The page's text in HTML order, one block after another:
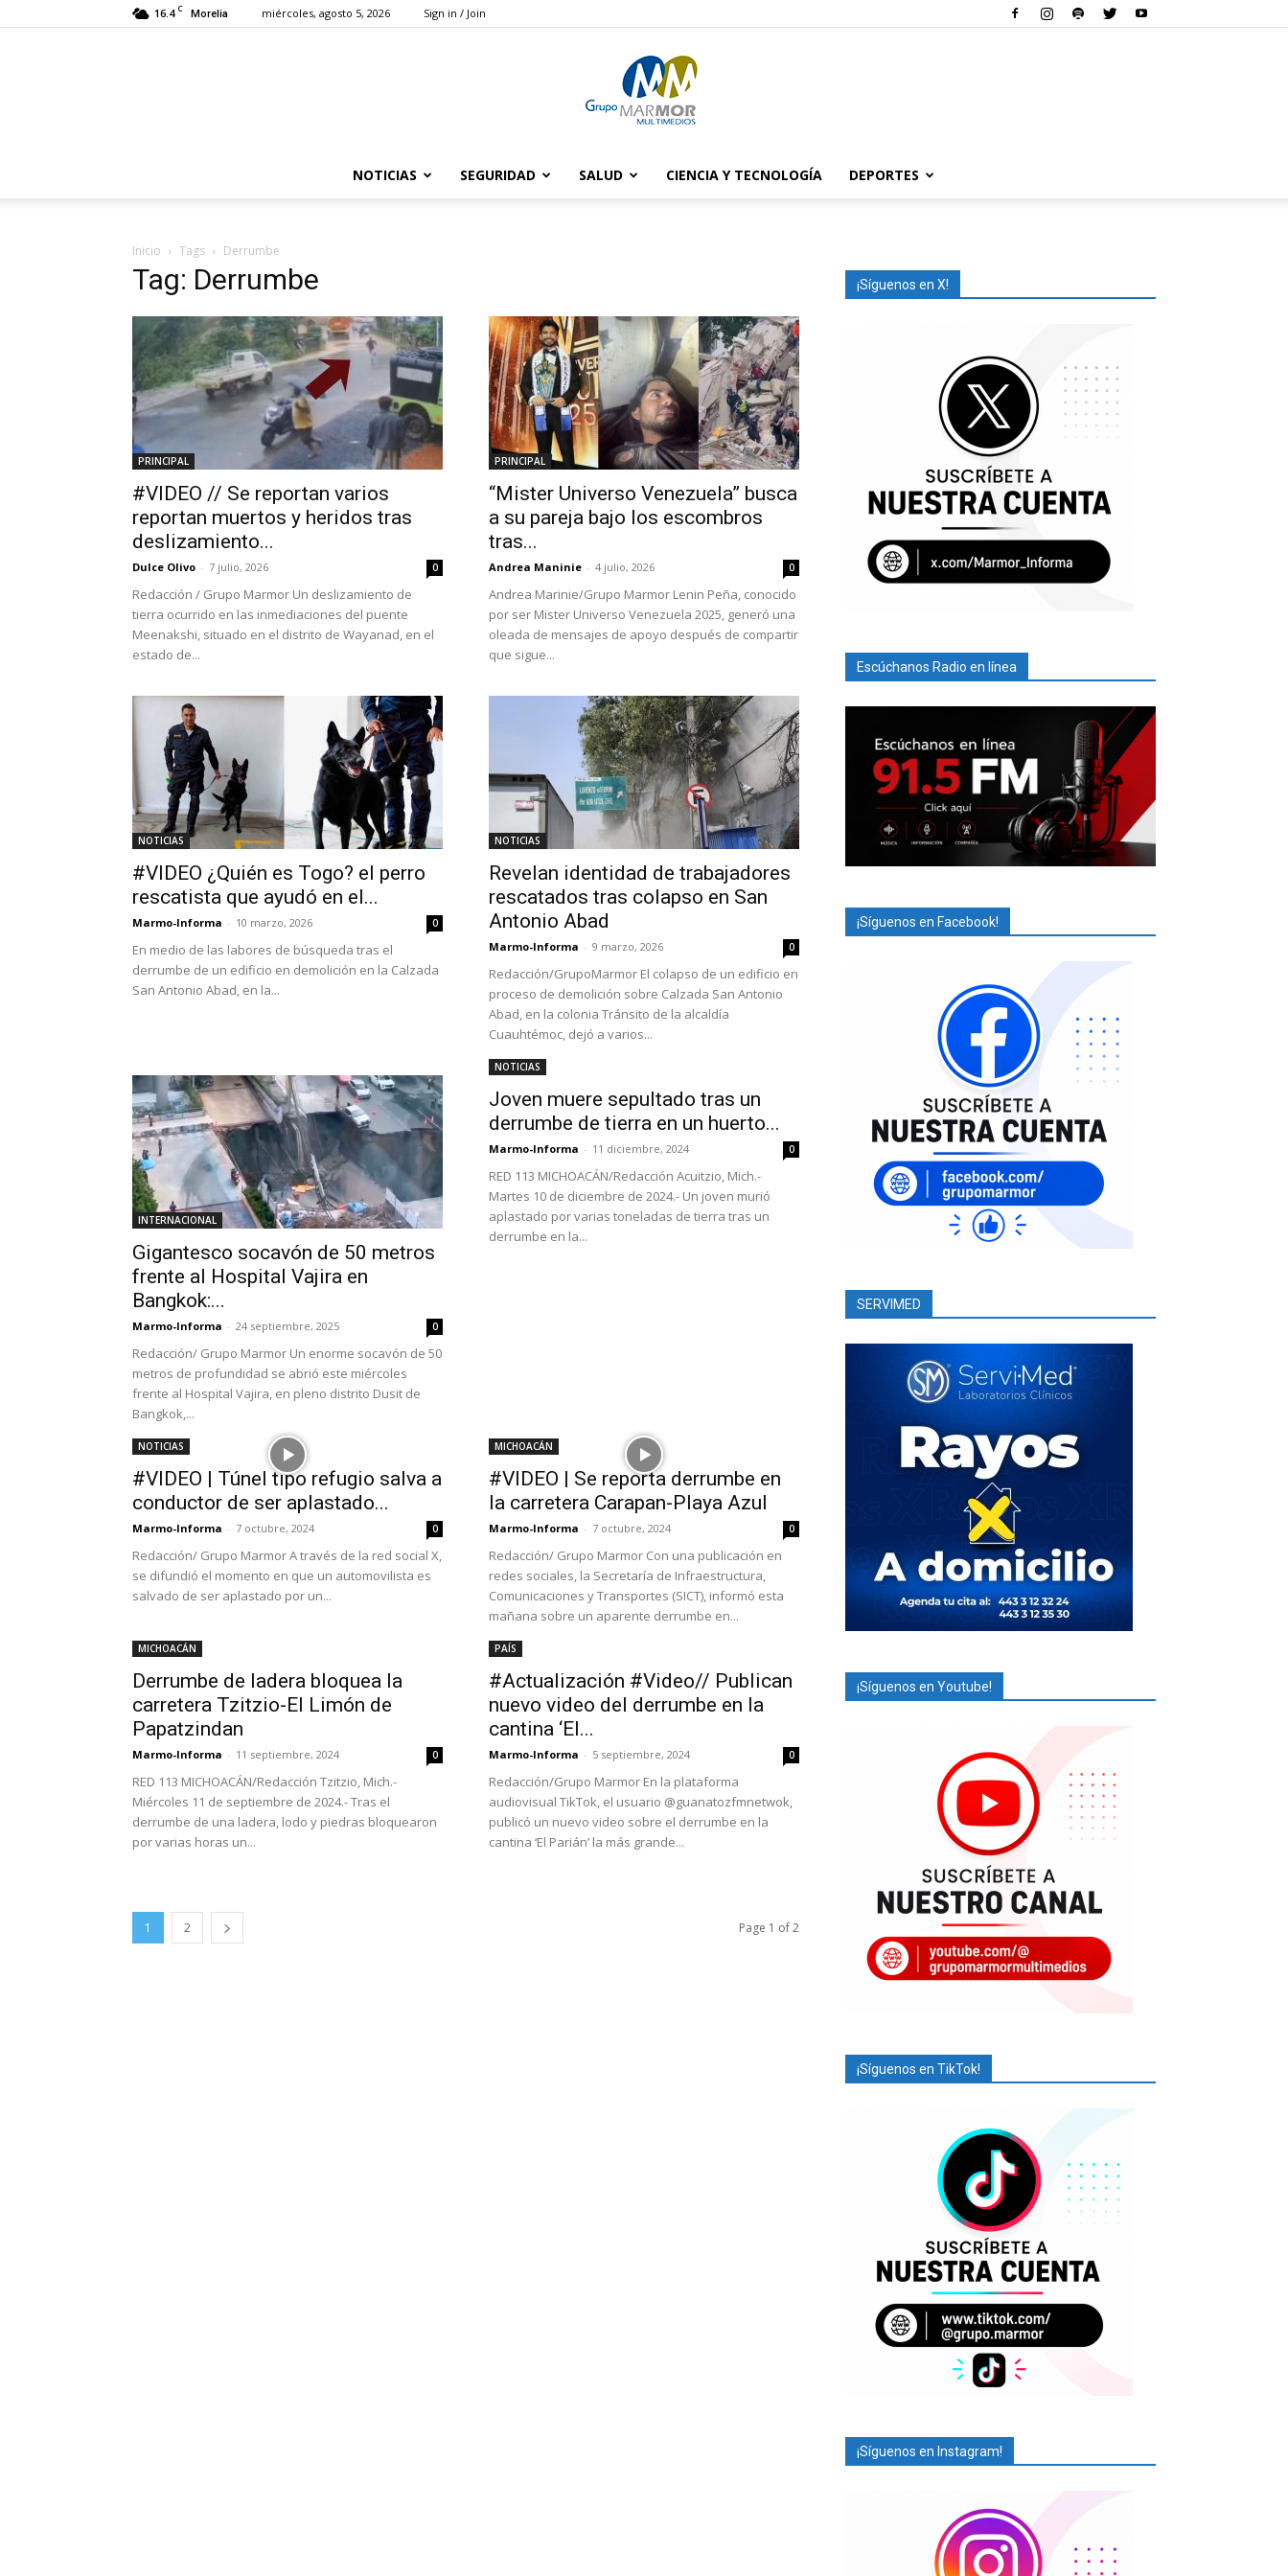
16.4 C Morelia miércoles, agosto 5, 2026 Sign in / Join
Marmor
NOTICIAS SEGURIDAD SALUD CIENCIA Y TECNOLOGÍA DEPORTES
Inicio Tags Derrumbe
Tag: Derrumbe
PRINCIPAL
#VIDEO // Se reportan varios
reportan muertos y heridos tras
deslizamiento...
Dulce Olivo - 7 julio, 2026 0
Redacción / Grupo Marmor Un deslizamiento de
tierra ocurrido en las inmediaciones del puente
Meenakshi, situado en el distrito de Wayanad, en el
estado de...
PRINCIPAL
“Mister Universo Venezuela” busca
a su pareja bajo los escombros
tras...
Andrea Maninie - 4 julio, 2026 0
Andrea Marinie/Grupo Marmor Lenin Peña, conocido
por ser Mister Universo Venezuela 2025, generó una
oleada de mensajes de apoyo después de compartir
que sigue...
NOTICIAS
#VIDEO ¿Quién es Togo? el perro
rescatista que ayudó en el...
Marmo-Informa - 10 marzo, 2026 0
En medio de las labores de búsqueda tras el
derrumbe de un edificio en demolición en la Calzada
San Antonio Abad, en la...
NOTICIAS
Revelan identidad de trabajadores
rescatados tras colapso en San
Antonio Abad
Marmo-Informa - 9 marzo, 2026 0
Redacción/GrupoMarmor El colapso de un edificio en
proceso de demolición sobre Calzada San Antonio
Abad, en la colonia Tránsito de la alcaldía
Cuauhtémoc, dejó a varios...
INTERNACIONAL
Gigantesco socavón de 50 metros
frente al Hospital Vajira en
Bangkok:...
Marmo-Informa - 24 septiembre, 2025 0
Redacción/ Grupo Marmor Un enorme socavón de 50
metros de profundidad se abrió este miércoles
frente al Hospital Vajira, en pleno distrito Dusit de
Bangkok,...
NOTICIAS
Joven muere sepultado tras un
derrumbe de tierra en un huerto...
Marmo-Informa - 11 diciembre, 2024 0
RED 113 MICHOACÁN/Redacción Acuitzio, Mich.-
Martes 10 de diciembre de 2024.- Un joven murió
aplastado por varias toneladas de tierra tras un
derrumbe en la...
NOTICIAS
#VIDEO | Túnel tipo refugio salva a
conductor de ser aplastado...
Marmo-Informa - 7 octubre, 2024 0
Redacción/ Grupo Marmor A través de la red social X,
se difundió el momento en que un automovilista es
salvado de ser aplastado por un...
MICHOACÁN
#VIDEO | Se reporta derrumbe en
la carretera Carapan-Playa Azul
Marmo-Informa - 7 octubre, 2024 0
Redacción/ Grupo Marmor Con una publicación en
redes sociales, la Secretaría de Infraestructura,
Comunicaciones y Transportes (SICT), informó esta
mañana sobre un aparente derrumbe en...
MICHOACÁN
Derrumbe de ladera bloquea la
carretera Tzitzio-El Limón de
Papatzindan
Marmo-Informa - 11 septiembre, 2024 0
RED 113 MICHOACÁN/Redacción Tzitzio, Mich.-
Miércoles 11 de septiembre de 2024.- Tras el
derrumbe de una ladera, lodo y piedras bloquearon
por varias horas un...
PAÍS
#Actualización #Video// Publican
nuevo video del derrumbe en la
cantina ‘El...
Marmo-Informa - 5 septiembre, 2024 0
Redacción/Grupo Marmor En la plataforma
audiovisual TikTok, el usuario @guanatozfmnetwok,
publicó un nuevo video sobre el derrumbe en la
cantina ‘El Parián’ la más grande...
1 2 Page 1 of 2
¡Síguenos en X!
Escúchanos Radio en línea
¡Síguenos en Facebook!
SERVIMED
¡Síguenos en Youtube!
¡Síguenos en TikTok!
¡Síguenos en Instagram!